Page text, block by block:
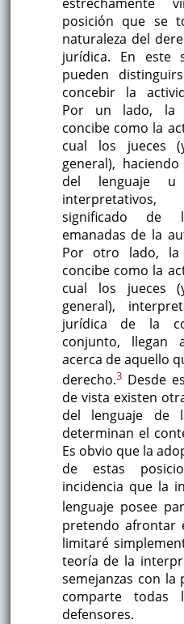
posición que se
naturaleza del
jurídica. En este
pueden
concebir la
Por un lado, la
concibe como la
cual los jueces
general),
del lenguaje u
significado de
emanadas de la
Por otro lado, la
concibe como la
cual los jueces
general),
jurídica de la
conjunto, llegan
acerca de aquello
derecho.3Desde
de vista existen
del lenguaje de
determinan el
Es obvio que la
de estas
incidencia que la
lenguaje posee
pretendo afrontar
limitaré
teoría de la
semejanzas con
comparte
defensores.